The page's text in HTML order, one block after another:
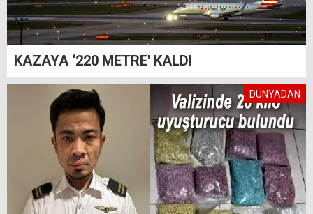
KAZAYA ‘220 METRE' KALDI
DÜNYADAN